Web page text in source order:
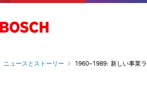
ニュースとストーリー 1960–1989: 新しい事業